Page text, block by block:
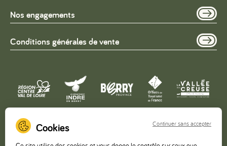
Nos engagements
Conditions générales de vente
Copyright © 2026 – Office de Tourisme de la Vallée de la
Continuer sans accepter